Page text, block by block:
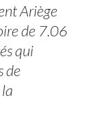
Ariège
de 7.06
qui
de